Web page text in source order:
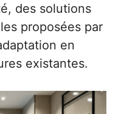
des solutions
proposées par
en
existantes.